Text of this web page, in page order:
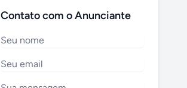
Contato com o Anunciante